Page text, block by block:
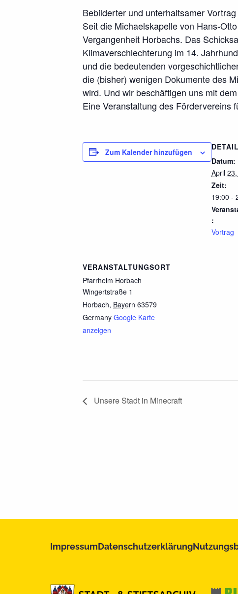
Bebilderter und unterhaltsamer
Seit die Michaelskapelle von Hans-
Vergangenheit Horbachs. Das
Klimaverschlechterung im 14.
und die bedeutenden
die (bisher) wenigen Dokumente des
wird. Und wir beschäftigen uns mit
Eine Veranstaltung des Fördervereins
Zum Kalender hinzufügen
Datum:
April
Zeit:
19:00 -
:
Vortrag
VERANSTALTUNGSORT
Pfarrheim Horbach
Wingertstraße 1
Horbach, Bayern 63579
Germany Google Karte
anzeigen
Unsere Stadt in Minecraft
ImpressumDatenschutzerklärung